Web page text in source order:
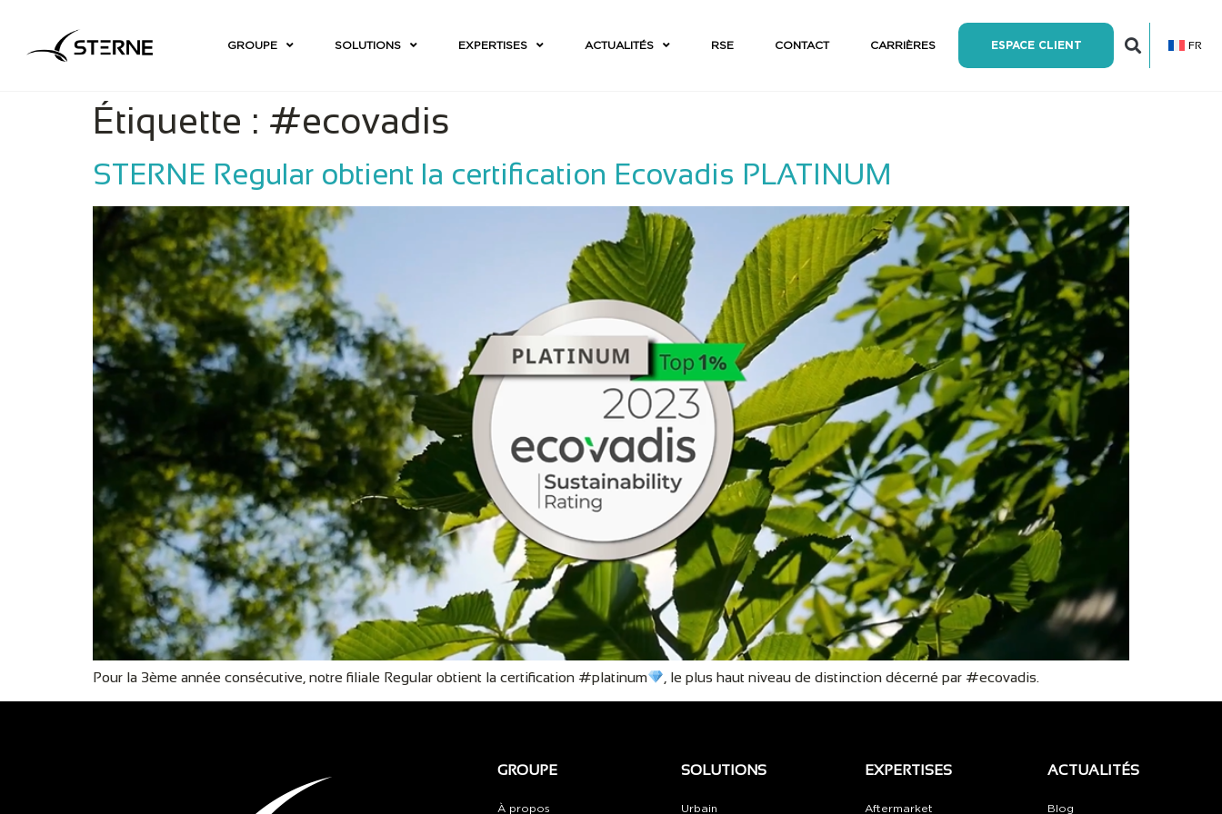
GROUPE SOLUTIONS EXPERTISES ACTUALITÉS RSE CONTACT CARRIÈRES ESPACE CLIENT FR
Étiquette : #ecovadis
STERNE Regular obtient la certification Ecovadis PLATINUM
Pour la 3ème année consécutive, notre filiale Regular obtient la certification #platinum , le plus haut niveau de distinction décerné par #ecovadis.
GROUPE
À propos
SOLUTIONS
Urbain
EXPERTISES
Aftermarket
ACTUALITÉS
Blog